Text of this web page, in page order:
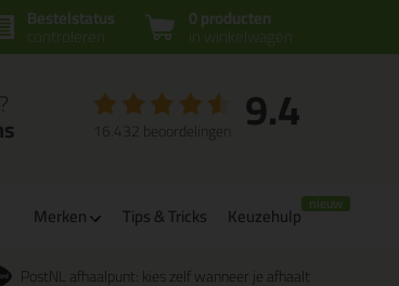
0 producten
in winkelwagen
Bestelstatus
controleren
9.4
16.432 beoordelingen
Merken Tips & Tricks Keuzehulp
PostNL afhaalpunt: kies zelf wanneer je afhaalt